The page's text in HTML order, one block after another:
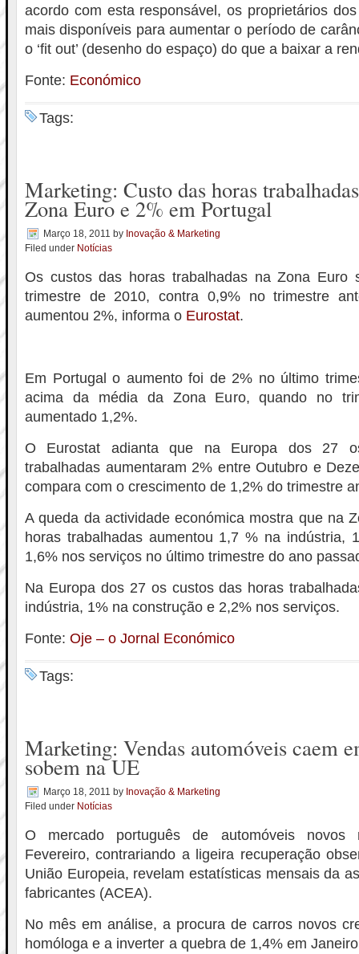
acordo com esta responsável, os proprietários
mais disponíveis para aumentar o período de
o ‘fit out’ (desenho do espaço) do que a baixar a
Fonte: Económico
Tags:
Marketing: Custo das horas
Zona Euro e 2% em Portugal
Março 18, 2011 by Inovação & Marketing
Filed under Notícias
Os custos das horas trabalhadas na Zona Euro
trimestre de 2010, contra 0,9% no trimestre
aumentou 2%, informa o Eurostat.
Em Portugal o aumento foi de 2% no último
acima da média da Zona Euro, quando no
aumentado 1,2%.
O Eurostat adianta que na Europa dos 27
trabalhadas aumentaram 2% entre Outubro e
compara com o crescimento de 1,2% do trimestre
A queda da actividade económica mostra que na
horas trabalhadas aumentou 1,7 % na indústria,
1,6% nos serviços no último trimestre do ano
Na Europa dos 27 os custos das horas
indústria, 1% na construção e 2,2% nos serviços.
Fonte: Oje – o Jornal Económico
Tags:
Marketing: Vendas automóveis caem
sobem na UE
Março 18, 2011 by Inovação & Marketing
Filed under Notícias
O mercado português de automóveis novos
Fevereiro, contrariando a ligeira recuperação
União Europeia, revelam estatísticas mensais da
fabricantes (ACEA).
No mês em análise, a procura de carros novos
homóloga e a inverter a quebra de 1,4% em